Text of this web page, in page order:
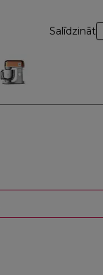
Salīdzināt